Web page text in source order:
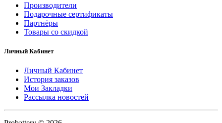
Производители
Подарочные сертификаты
Партнёры
Товары со скидкой
Личный Кабинет
Личный Кабинет
История заказов
Мои Закладки
Рассылка новостей